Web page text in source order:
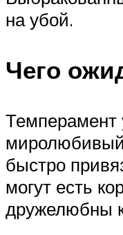
на убой.
Чего
Темперамент
быстро
могут есть
дружелюбны